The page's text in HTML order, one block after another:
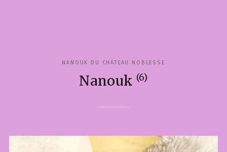
NANOUK DU CHÂTEAU NOBLESSE
Nanouk (6)